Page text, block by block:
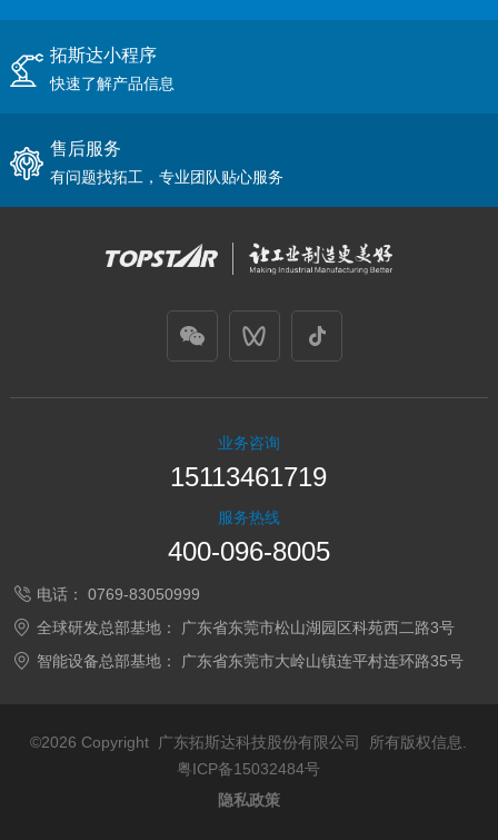
拓斯达小程序
快速了解产品信息
售后服务
有问题找拓工，专业团队贴心服务
业务咨询
15113461719
服务热线
400-096-8005
电话：
0769-83050999
全球研发总部基地：
广东省东莞市松山湖园区科苑西二路3号
智能设备总部基地：
广东省东莞市大岭山镇连平村连环路35号
©2026 Copyright 广东拓斯达科技股份有限公司 所有版权信息.
粤ICP备15032484号
隐私政策